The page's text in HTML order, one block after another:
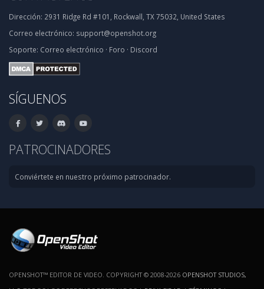
Dirección: 2931 Ridge Rd #101, Rockwall, TX 75032, United States
Correo electrónico: support@openshot.org
Soporte: Correo electrónico · Foro · Discord
SÍGUENOS
PATROCINADORES
Conviértete en nuestro próximo patrocinador.
OPENSHOT™ EDITOR DE VIDEO. COPYRIGHT © 2008-2026 OPENSHOT STUDIOS,